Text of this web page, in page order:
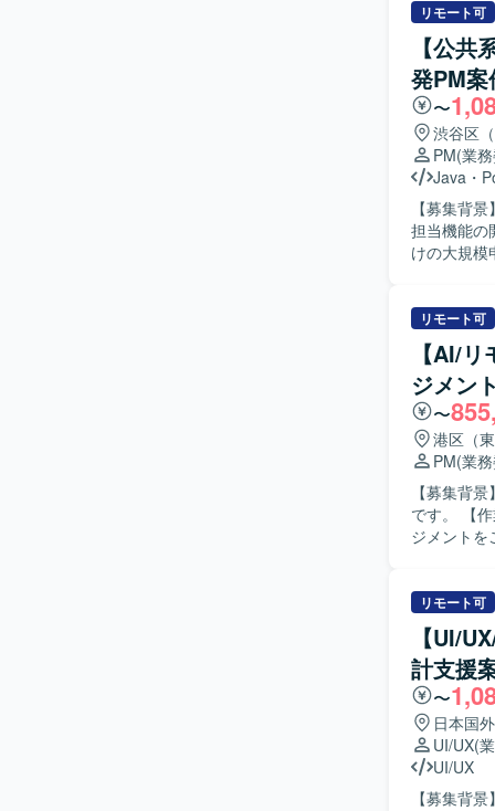
部署との合
者と円滑
ておりま
を捉えられ
クホルダーと
力】 金融
要件整理
とができ
上も大きな経験となるポ
ェーズの
環境となり
リモート可
【公
発PM案
〜
渋谷区
PM(業
Java ・
【募集背
担当機能の開
けの大規模
仕様整理
断調整、各種資料
わる大規
り、自走
る一連の工
いです。 【ポジションの魅力】 省庁向けの大規模申請システムという社会的インパクトの大き
い案件に
を担える
よる合同
【開発環境
た環境での
リモート可
【AI/
ジメン
〜
港区（
PM(業
【募集背
です。 【作業内容】 主に新規事業を扱う開発本部において、サービス開発のプロジェクトマネ
ジメントを
ホルダー
ップやマ
ドキュメ
捗管理を行
を行います。 【求める人物像】 ソフトウェア開発領域でPMを経験されてき
す。元エ
ましいで
用に興味
設定し、
に共有で
リモート可
【UI/
計支援
〜
日本国外
UI/UX(
UI/UX
【募集背